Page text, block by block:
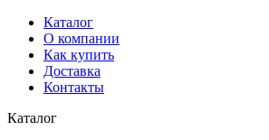
Каталог
О компании
Как купить
Доставка
Контакты
Каталог